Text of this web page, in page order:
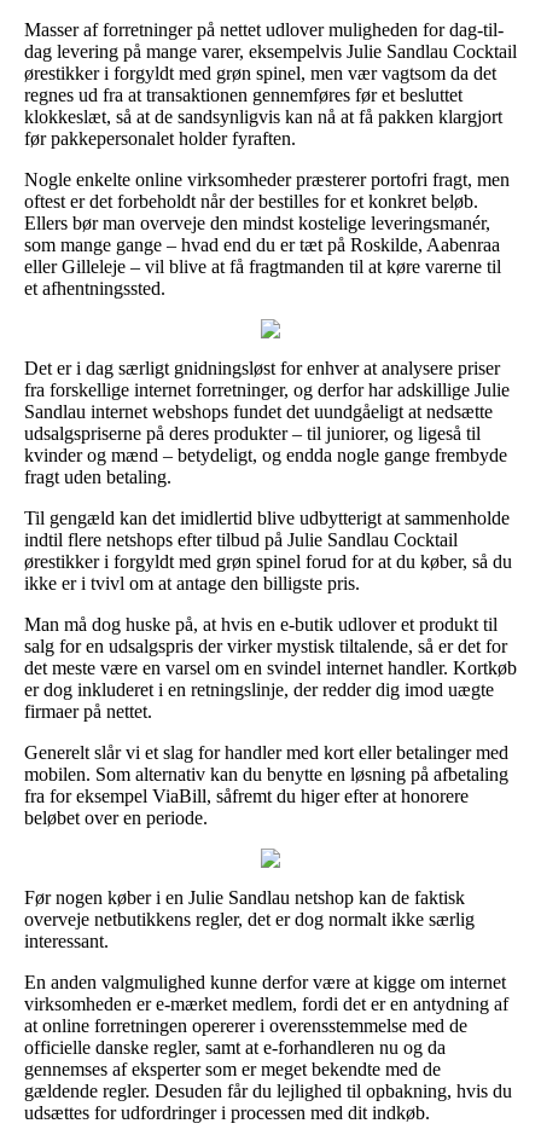
Masser af forretninger på nettet udlover muligheden for dag-til-
dag levering på mange varer, eksempelvis Julie Sandlau Cocktail
ørestikker i forgyldt med grøn spinel, men vær vagtsom da det
regnes ud fra at transaktionen gennemføres før et besluttet
klokkeslæt, så at de sandsynligvis kan nå at få pakken klargjort
før pakkepersonalet holder fyraften.
Nogle enkelte online virksomheder præsterer portofri fragt, men
oftest er det forbeholdt når der bestilles for et konkret beløb.
Ellers bør man overveje den mindst kostelige leveringsmanér,
som mange gange – hvad end du er tæt på Roskilde, Aabenraa
eller Gilleleje – vil blive at få fragtmanden til at køre varerne til
et afhentningssted.
Det er i dag særligt gnidningsløst for enhver at analysere priser
fra forskellige internet forretninger, og derfor har adskillige Julie
Sandlau internet webshops fundet det uundgåeligt at nedsætte
udsalgspriserne på deres produkter – til juniorer, og ligeså til
kvinder og mænd – betydeligt, og endda nogle gange frembyde
fragt uden betaling.
Til gengæld kan det imidlertid blive udbytterigt at sammenholde
indtil flere netshops efter tilbud på Julie Sandlau Cocktail
ørestikker i forgyldt med grøn spinel forud for at du køber, så du
ikke er i tvivl om at antage den billigste pris.
Man må dog huske på, at hvis en e-butik udlover et produkt til
salg for en udsalgspris der virker mystisk tiltalende, så er det for
det meste være en varsel om en svindel internet handler. Kortkøb
er dog inkluderet i en retningslinje, der redder dig imod uægte
firmaer på nettet.
Generelt slår vi et slag for handler med kort eller betalinger med
mobilen. Som alternativ kan du benytte en løsning på afbetaling
fra for eksempel ViaBill, såfremt du higer efter at honorere
beløbet over en periode.
Før nogen køber i en Julie Sandlau netshop kan de faktisk
overveje netbutikkens regler, det er dog normalt ikke særlig
interessant.
En anden valgmulighed kunne derfor være at kigge om internet
virksomheden er e-mærket medlem, fordi det er en antydning af
at online forretningen opererer i overensstemmelse med de
officielle danske regler, samt at e-forhandleren nu og da
gennemses af eksperter som er meget bekendte med de
gældende regler. Desuden får du lejlighed til opbakning, hvis du
udsættes for udfordringer i processen med dit indkøb.